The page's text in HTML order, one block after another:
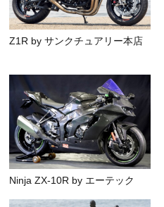
Z1R by サンクチュアリー本店
Ninja ZX-10R by エーテック